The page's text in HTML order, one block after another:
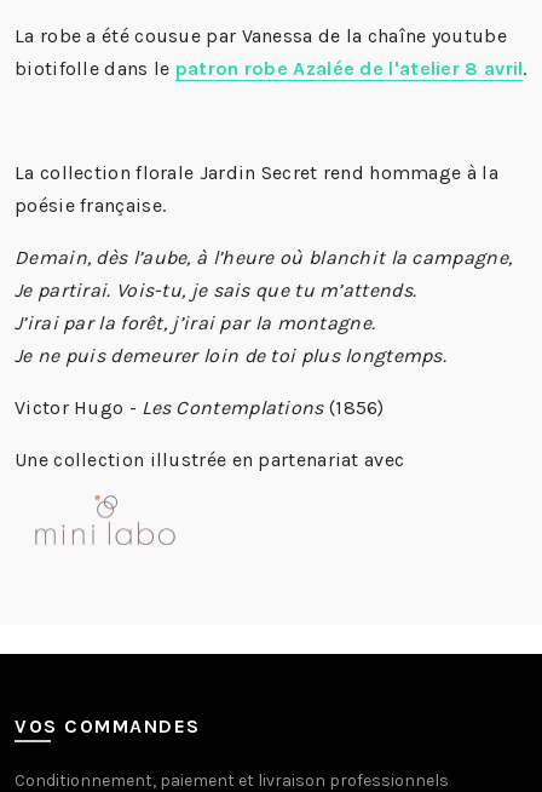
La robe a été cousue par Vanessa de la chaîne youtube
biotifolle dans le patron robe Azalée de l'atelier 8 avril.
La collection florale Jardin Secret rend hommage à la
poésie française.
Demain, dès l’aube, à l’heure où blanchit la campagne,
Je partirai. Vois-tu, je sais que tu m’attends.
J’irai par la forêt, j’irai par la montagne.
Je ne puis demeurer loin de toi plus longtemps.
Victor Hugo - Les Contemplations(1856)
Une collection illustrée en partenariat avec
VOS COMMANDES
Conditionnement, paiement et livraison professionnels